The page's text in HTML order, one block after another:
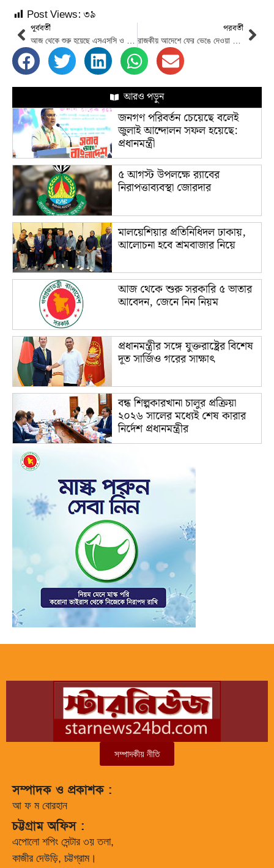
Post Views:৩৯
পূর্ববর্তী
আজ থেকে শুরু হয়েছে এসএসসি ও সমমানের পরীক্ষা
পরবর্তী
রাজকীয় আদেশে ফের ভেঙে দেওয়া হল কুয়েতের সরকার
আরও পড়ুন
জনগণ পরিবর্তন চেয়েছে বলেই
জুলাই আন্দোলন সফল হয়েছে:
প্রধানমন্ত্রী
৫ আগস্ট উপলক্ষে র‌্যাবের
নিরাপত্তাব্যবস্থা জোরদার
মালয়েশিয়ার প্রতিনিধিদল ঢাকায়,
আলোচনা হবে শ্রমবাজার নিয়ে
আজ থেকে শুরু সরকারি ৫ ভাতার
আবেদন, জেনে নিন নিয়ম
প্রধানমন্ত্রীর সঙ্গে যুক্তরাষ্ট্রের বিশেষ
দূত সার্জিও গরের সাক্ষাৎ
বন্ধ শিল্পকারখানা চালুর প্রক্রিয়া
২০২৬ সালের মধ্যেই শেষ কারার
নির্দেশ প্রধানমন্ত্রীর
সম্পাদকীয় নীতি
সম্পাদক ও প্রকাশক :
আ ফ ম বোরহান
চট্টগ্রাম অফিস :
এপোলো শপিং সেন্টার ৩য় তলা,
কাজীর দেউড়ি, চট্টগ্রাম।